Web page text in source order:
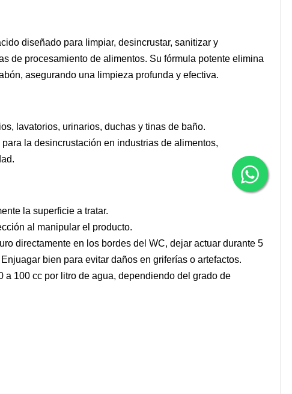
diseñado para limpiar, desincrustar, sanitizar y
de procesamiento de alimentos. Su fórmula potente elimina
asegurando una limpieza profunda y efectiva.
lavatorios, urinarios, duchas y tinas de baño.
para la desincrustación en industrias de alimentos,
la superficie a tratar.
al manipular el producto.
directamente en los bordes del WC, dejar actuar durante 5
bien para evitar daños en griferías o artefactos.
a 100 cc por litro de agua, dependiendo del grado de